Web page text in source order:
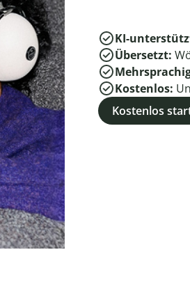
KI-
Übersetzt:
Kostenlos:
Kostenlos